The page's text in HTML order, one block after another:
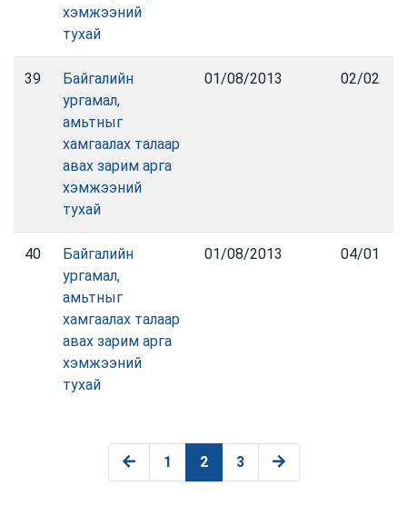
хэмжээний
тухай
39
Байгалийн
ургамал,
амьтныг
хамгаалах талаар
авах зарим арга
хэмжээний
тухай
01/08/2013 02/02
40
Байгалийн
ургамал,
амьтныг
хамгаалах талаар
авах зарим арга
хэмжээний
тухай
01/08/2013 04/01
1 2 3